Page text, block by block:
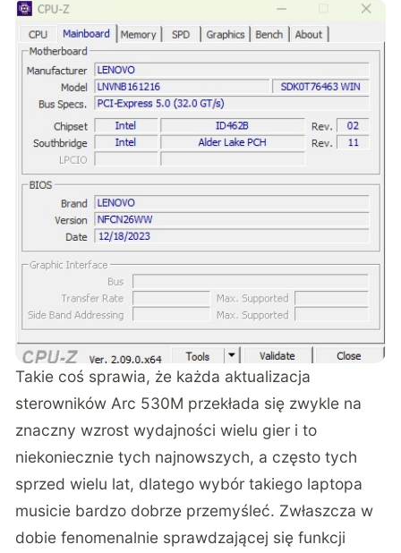
Takie coś sprawia, że każda aktualizacja
sterowników Arc 530M przekłada się zwykle na
znaczny wzrost wydajności wielu gier i to
niekoniecznie tych najnowszych, a często tych
sprzed wielu lat, dlatego wybór takiego laptopa
musicie bardzo dobrze przemyśleć. Zwłaszcza w
dobie fenomenalnie sprawdzającej się funkcji